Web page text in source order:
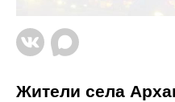
Жители села